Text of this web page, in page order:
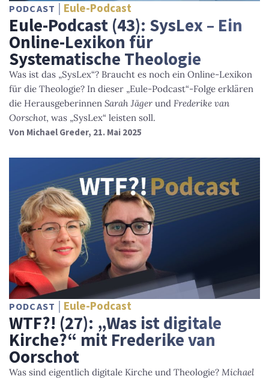
PODCAST Eule-Podcast
Eule-Podcast (43): SysLex – Ein
Online-Lexikon für
Systematische Theologie
Was ist das „SysLex“? Braucht es noch ein Online-Lexikon
für die Theologie? In dieser „Eule-Podcast“-Folge erklären
die Herausgeberinnen Sarah Jäger und Frederike van
Oorschot, was „SysLex“ leisten soll.
Von Michael Greder, 21. Mai 2025
PODCAST Eule-Podcast
WTF?! (27): „Was ist digitale
Kirche?“ mit Frederike van
Oorschot
Was sind eigentlich digitale Kirche und Theologie? Michael